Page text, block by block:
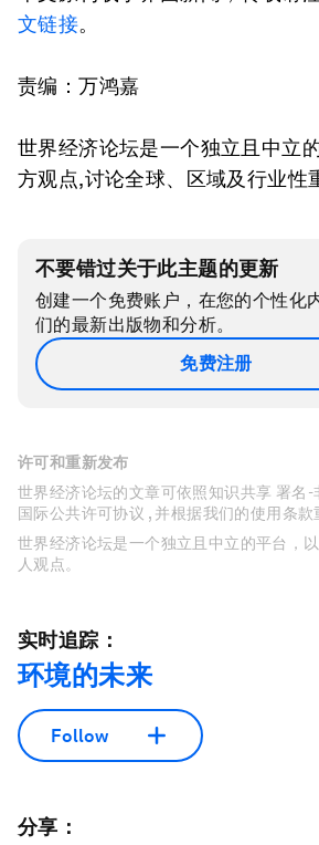
文链接。
责编：万鸿嘉
世界经济论坛是一个独立且中立
方观点,讨论全球、区域及行业性
不要错过关于此主题的更新
创建一个免费账户，在您的个性化
们的最新出版物和分析。
免费注册
许可和重新发布
世界经济论坛的文章可依照知识共享 署名
国际公共许可协议 , 并根据我们的使用条款
世界经济论坛是一个独立且中立的平台，
人观点。
实时追踪：
环境的未来
Follow
分享：